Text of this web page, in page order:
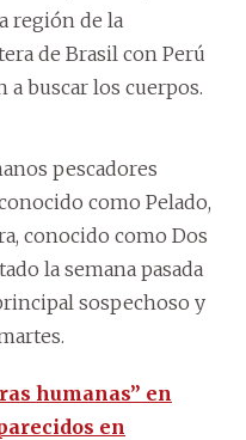
región de la
de Brasil con Perú
a buscar los cuerpos.
pescadores
como Pelado,
conocido como Dos
la semana pasada
sospechoso y
humanas” en
en